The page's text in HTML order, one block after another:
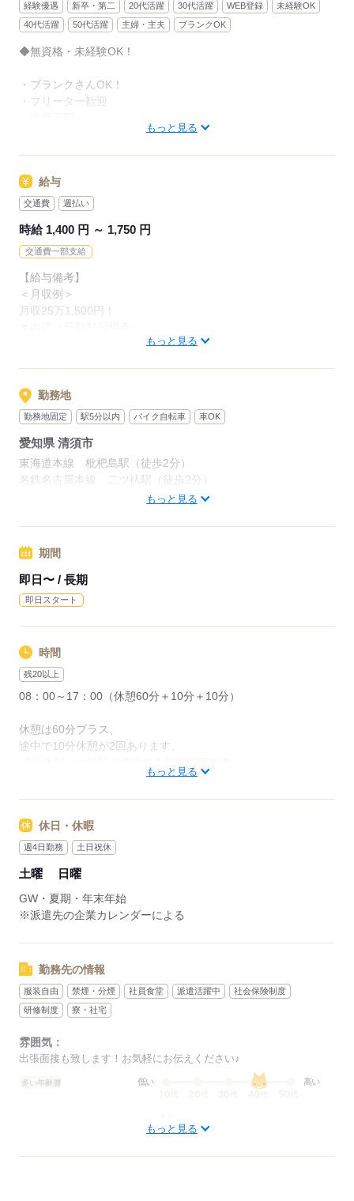
未経験でもデキる作業です。
●日勤のみでも月収25万円以上可能
●通勤ラクラク
●家電つきの寮完備
TVや冷蔵庫、洗濯機など
生活に必要な家電を完備してます◎
経験優遇 新卒・第二 20代活躍 30代活躍 WEB登録
未経験OK
40代活躍
50代活躍 主婦・主夫 ブランクOK
◆無資格・未経験OK！
・ブランクさんOK！
・フリーター歓迎
もっと見る
給与
交通費 週払い
時給 1,400 円 ～ 1,750 円
交通費一部支給
【給与備考】
＜月収例＞
月収25万1,500円！
1日8時間×月20日＝月22万4,000円
皆勤手当てはうれしい1万円！
＜ウエルカムギフトあり＞
入社から4週間は毎週1万円支給◎
総額4万円支給します♪
もっと見る
勤務地
勤務地固定 駅5分以内 バイク自転車 車OK
愛知県 清須市
東海道本線 枇杷島駅（徒歩2分）
名鉄名古屋本線 二ツ杁駅（徒歩2分）
・名鉄名古屋駅～急行2駅です！
名鉄名古屋本線 二ツ杁駅 徒歩2分
もっと見る
期間
即日〜 / 長期
即日スタート
時間
残20以上
08：00～17：00（休憩60分＋10分＋10分）
休憩は60分プラス、
途中で10分休憩が2回あります。
もっと見る
休日・休暇
週4日勤務 土日祝休
土曜 日曜
GW・夏期・年末年始
※派遣先の企業カレンダーによる
勤務先の情報
服装自由 禁煙・分煙 社員食堂 派遣活躍中
社会保険制度
研修制度
寮・社宅
雰囲気：
出張面接も致します！お気軽にお伝えください♪
多い年齢層 低い 高い
もっと見る